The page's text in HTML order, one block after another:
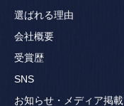
選ばれる理由
会社概要
受賞歴
SNS
お知らせ・メディア掲載